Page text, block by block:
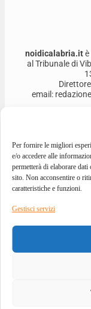
Per fornire le migliori
e/o accedere alle
permetterà di elaborare
sito. Non acconsentire o
caratteristiche e funzioni.
Gestisci servizi
noidicalabria.itè
al Tribunale di
email: